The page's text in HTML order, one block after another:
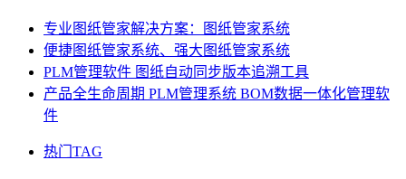
专业图纸管家解决方案：图纸管家系统
便捷图纸管家系统、强大图纸管家系统
PLM管理软件 图纸自动同步版本追溯工具
产品全生命周期 PLM管理系统 BOM数据一体化管理软
件
热门TAG